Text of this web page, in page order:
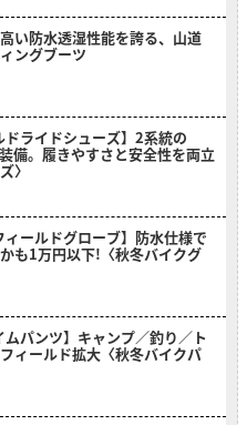
い防水透湿性能を誇る、山道
ングブーツ
ドライドシューズ】2系統の
備。履きやすさと安全性を両立
〉
ィールドグローブ】防水仕様で
も1万円以下!〈秋冬バイクグ
ムパンツ】キャンプ／釣り／ト
ィールド拡大〈秋冬バイクパ